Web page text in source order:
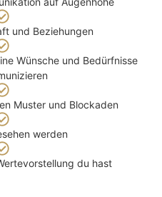
und Beziehungen
Wünsche und Bedürfnisse
Muster und Blockaden
werden
du hast